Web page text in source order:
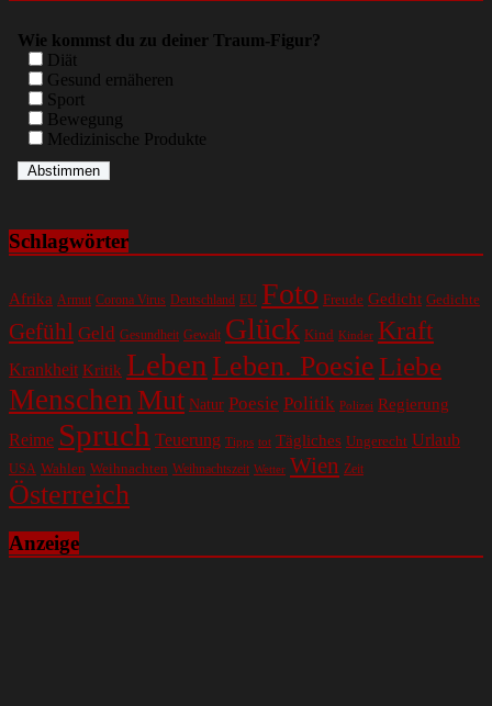
Wie kommst du zu deiner Traum-Figur?
Diät
Gesund ernäheren
Sport
Bewegung
Medizinische Produkte
Schlagwörter
Afrika Armut Corona Virus Deutschland EU Foto Freude Gedicht Gedichte
Gefühl Geld Gesundheit Gewalt Glück Kind Kinder Kraft
Krankheit Kritik Leben Leben. Poesie Liebe
Menschen Mut Natur Poesie Politik Polizei Regierung
Reime Spruch Teuerung Tipps tot Tägliches Ungerecht Urlaub
USA Wahlen Weihnachten Weihnachtszeit Wetter Wien Zeit
Österreich
Anzeige